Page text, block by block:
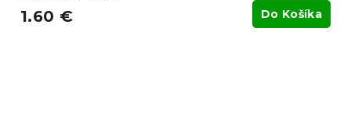
1.60 € Do Košíka